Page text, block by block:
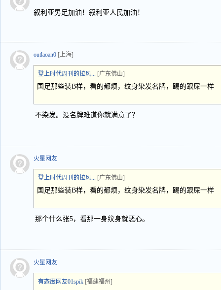
叙利亚男足加油！叙利亚人民加油！
outlaoan0 [上海]
登上时代周刊的拉风... [广东佛山]
国足那些装B样，看的都烦，纹身染发名牌，踢的跟屎一样
不染发。没名牌难道你就满意了？
火星网友
登上时代周刊的拉风... [广东佛山]
国足那些装B样，看的都烦，纹身染发名牌，踢的跟屎一样
那个什么张5，看那一身纹身就恶心。
火星网友
有态度网友01spik [福建福州]